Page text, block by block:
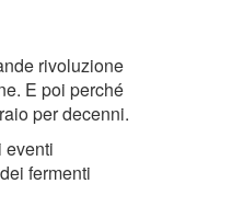
rivoluzione
E poi perché
per decenni.
eventi
fermenti